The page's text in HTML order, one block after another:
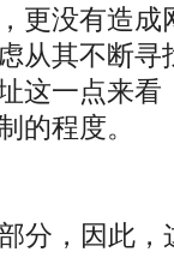
更没有造成
从其不断寻
这一点来看
的程度。
分，因此，